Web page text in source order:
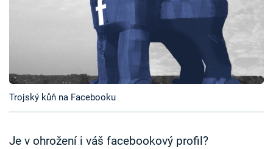
Sledujte prima+
Trojský kůň na Facebooku
Je v ohrožení i váš facebookový profil?